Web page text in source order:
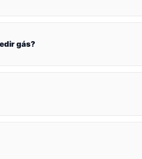
gás?